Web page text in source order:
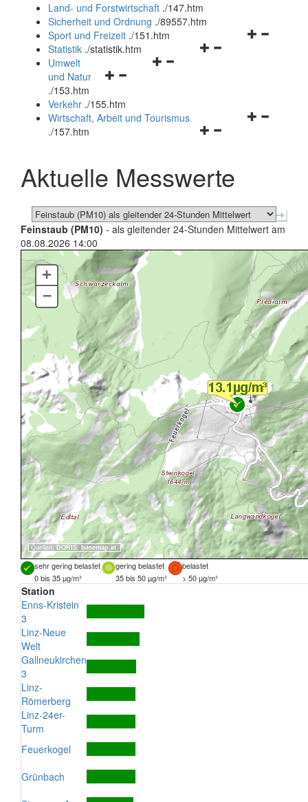
und
schließen
Land- und Forstwirtschaft ./147.htm
Sicherheit und Ordnung ./89557.htm
Navigationsmenü
Sport und Freizeit ./151.htm
Navigationsmenü
Statistik ./statistik.htm
Navigationsmenü
und
schließen
Umwelt
und Natur
./153.htm
Verkehr ./155.htm
Navigationsmenü
schließen
Wirtschaft, Arbeit und Tourismus
./157.htm
Aktuelle Messwerte
Feinstaub (PM10) - als gleitender 24-Stunden Mittelwert am
08.08.2026 14:00
Quellen: DORIS, basemap.at
+
–
sehr gering belastet gering belastet
belastet
0 bis 35 µg/m³
35 bis 50 µg/m³ > 50 µg/m³
Station
Enns-Kristein
3
Linz-Neue
Welt
Gallneukirchen
3
Linz-
Römerberg
Linz-24er-
Turm
Feuerkogel
Grünbach